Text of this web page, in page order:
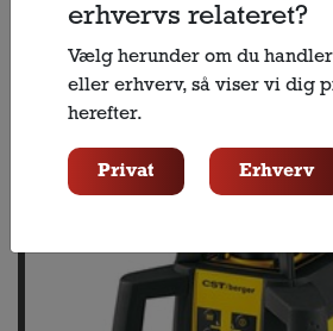
erhvervs relateret?
Vælg herunder om du
eller erhverv, så viser vi dig
herefter.
Privat Erhverv